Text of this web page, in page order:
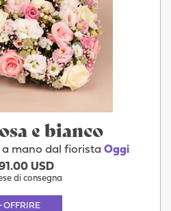
e bianco
mano dal fiorista Oggi
USD
di consegna
OFFRIRE